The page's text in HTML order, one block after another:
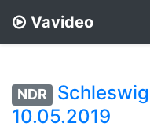
Vavideo
NDR
10.05.2019